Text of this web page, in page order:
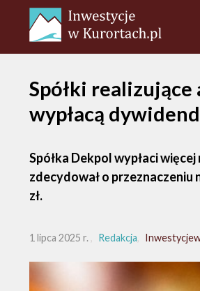
Spółki
wypłacą
Spółka Dekpol wypłaci
zdecydował o przeznaczeniu
zł.
1 lipca 2025 r. Redakcja